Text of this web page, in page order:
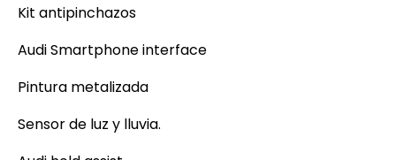
Kit antipinchazos
Audi Smartphone interface
Pintura metalizada
Sensor de luz y lluvia.